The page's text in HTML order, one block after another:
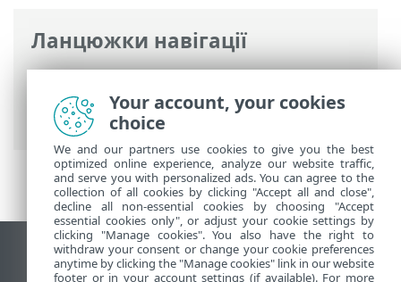
Ланцюжки навігації
Інтерактивна довідка ESET>ESET
Endpoint Security>Додаткові
параметри> Підключення
Переглянути повну версію
Your account, your cookies
choice
We and our partners use cookies to give you the best
optimized online experience, analyze our website traffic,
and serve you with personalized ads. You can agree to the
collection of all cookies by clicking "Accept all and close",
decline all non-essential cookies by choosing "Accept
essential cookies only", or adjust your cookie settings by
clicking "Manage cookies". You also have the right to
withdraw your consent or change your cookie preferences
anytime by clicking the "Manage cookies" link in our website
footer or in your account settings (if available). For more